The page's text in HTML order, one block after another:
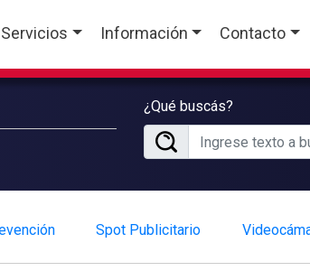
Servicios Información Contacto
¿Qué buscás?
Spot Publicitario